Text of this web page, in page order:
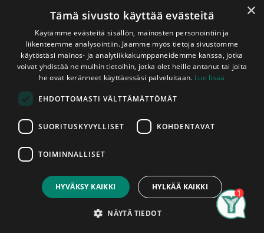
Account
Täysisärmäinen
1,05€
m(sis. ALV 25,5 %)
Täysisärmäinen
(sis. ALV 25,5 %)
Täysisärmäinen
1,39€
(sis. ALV 25,5 %)
×
Tämä sivusto käyttää evästeitä
Käytämme evästeitä sisällön, mainosten personointiin ja
liikenteemme analysointiin. Jaamme myös tietoja sivustomme
käytöstäsi mainos- ja analytiikkakumppaneidemme kanssa, jotka
voivat yhdistää ne muihin tietoihin, jotka olet heille antanut tai joita
he ovat keränneet käyttäessäsi palveluitaan. Lue lisää
EHDOTTOMASTI VÄLTTÄMÄTTÖMÄT
SUORITUSKYVYLLISET KOHDENTAVAT
TOIMINNALLISET
HYVÄKSY KAIKKI HYLKÄÄ KAIKKI
NÄYTÄ TIEDOT